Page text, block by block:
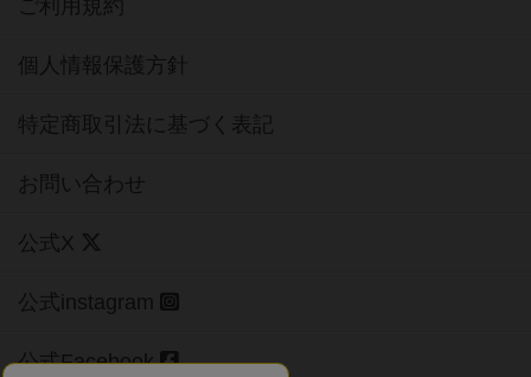
ご利用規約
個人情報保護方針
特定商取引法に基づく表記
お問い合わせ
公式X
公式instagram
公式Facebook